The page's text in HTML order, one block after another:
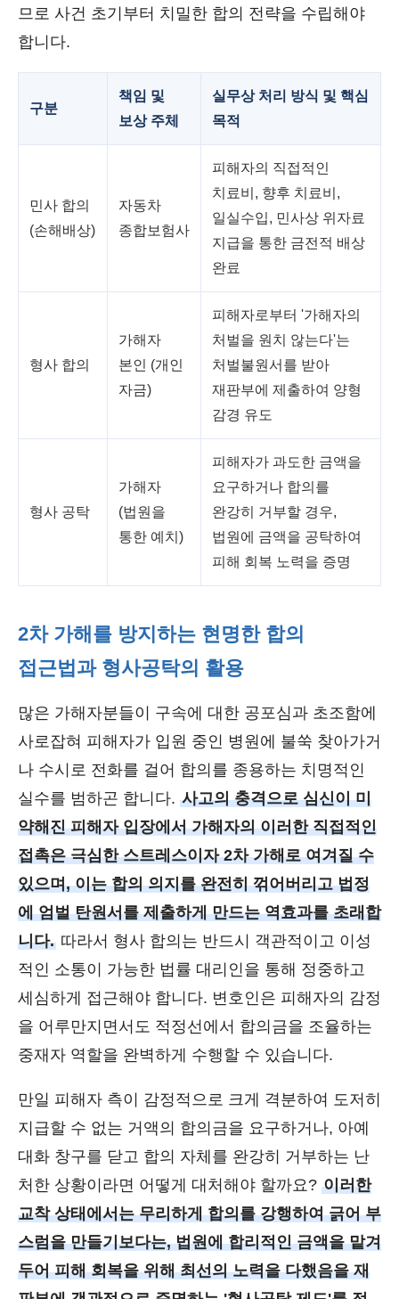
므로 사건 초기부터 치밀한 합의 전략을 수립해야
합니다.
구분
책임 및
보상 주체
실무상 처리 방식 및 핵심
목적
민사 합의
(손해배상)
자동차
종합보험사
피해자의 직접적인
치료비, 향후 치료비,
일실수입, 민사상 위자료
지급을 통한 금전적 배상
완료
형사 합의
가해자
본인 (개인
자금)
피해자로부터 '가해자의
처벌을 원치 않는다'는
처벌불원서를 받아
재판부에 제출하여 양형
감경 유도
형사 공탁
가해자
(법원을
통한 예치)
피해자가 과도한 금액을
요구하거나 합의를
완강히 거부할 경우,
법원에 금액을 공탁하여
피해 회복 노력을 증명
2차 가해를 방지하는 현명한 합의
접근법과 형사공탁의 활용
많은 가해자분들이 구속에 대한 공포심과 초조함에
사로잡혀 피해자가 입원 중인 병원에 불쑥 찾아가거
나 수시로 전화를 걸어 합의를 종용하는 치명적인
실수를 범하곤 합니다. 사고의 충격으로 심신이 미
약해진 피해자 입장에서 가해자의 이러한 직접적인
접촉은 극심한 스트레스이자 2차 가해로 여겨질 수
있으며, 이는 합의 의지를 완전히 꺾어버리고 법정
에 엄벌 탄원서를 제출하게 만드는 역효과를 초래합
니다. 따라서 형사 합의는 반드시 객관적이고 이성
적인 소통이 가능한 법률 대리인을 통해 정중하고
세심하게 접근해야 합니다. 변호인은 피해자의 감정
을 어루만지면서도 적정선에서 합의금을 조율하는
중재자 역할을 완벽하게 수행할 수 있습니다.
만일 피해자 측이 감정적으로 크게 격분하여 도저히
지급할 수 없는 거액의 합의금을 요구하거나, 아예
대화 창구를 닫고 합의 자체를 완강히 거부하는 난
처한 상황이라면 어떻게 대처해야 할까요? 이러한
교착 상태에서는 무리하게 합의를 강행하여 긁어 부
스럼을 만들기보다는, 법원에 합리적인 금액을 맡겨
두어 피해 회복을 위해 최선의 노력을 다했음을 재